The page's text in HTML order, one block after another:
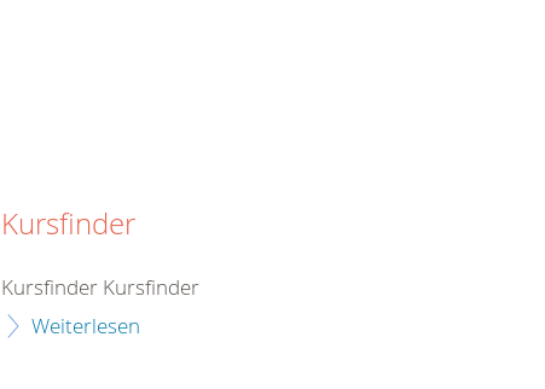
Kursfinder
Kursfinder Kursfinder
Weiterlesen